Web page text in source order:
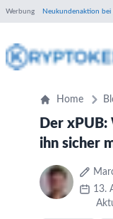
Werbung Neukundenaktion
Home
Der xPUB:
ihn sicher
13.